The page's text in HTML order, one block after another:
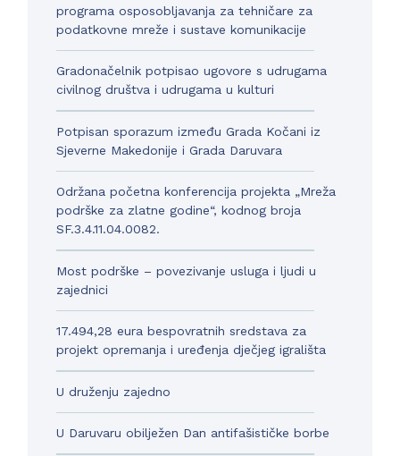
programa osposobljavanja za tehničare za
podatkovne mreže i sustave komunikacije
Gradonačelnik potpisao ugovore s udrugama
civilnog društva i udrugama u kulturi
Potpisan sporazum između Grada Kočani iz
Sjeverne Makedonije i Grada Daruvara
Održana početna konferencija projekta „Mreža
podrške za zlatne godine“, kodnog broja
SF.3.4.11.04.0082.
Most podrške – povezivanje usluga i ljudi u
zajednici
17.494,28 eura bespovratnih sredstava za
projekt opremanja i uređenja dječjeg igrališta
U druženju zajedno
U Daruvaru obilježen Dan antifašističke borbe